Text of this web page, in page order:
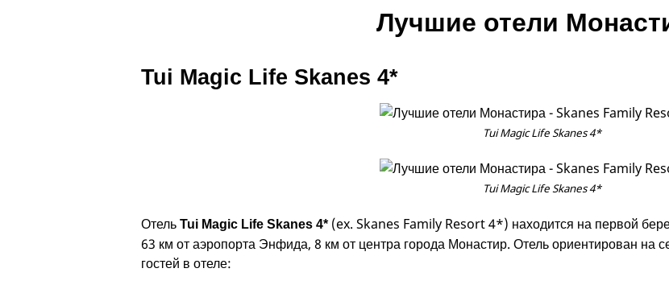
Лучшие отели
Tui Magic Life Skanes 4*
Tui Magic Life Skanes 4*
Tui Magic Life Skanes 4*
Отель Tui Magic Life Skanes 4*(ex. Skanes Family Resort 4*) находится на первой
63 км от аэропорта Энфида, 8 км от центра города Монастир. Отель ориентирован
гостей в отеле: